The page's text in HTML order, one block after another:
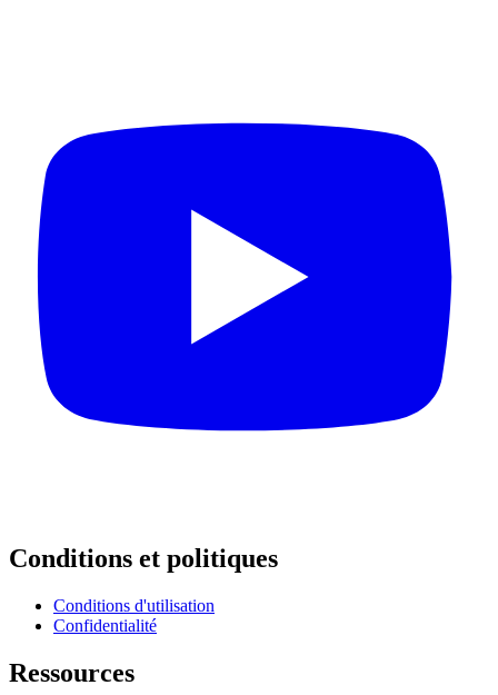
Conditions et politiques
Conditions d'utilisation
Confidentialité
Ressources